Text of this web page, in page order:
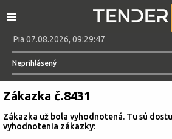
≡
Pia 07.08.2026, 09:29:47
Neprihlásený
Zákazka č.8431
Zákazka už bola vyhodnotená. Tu sú
vyhodnotenia zákazky: